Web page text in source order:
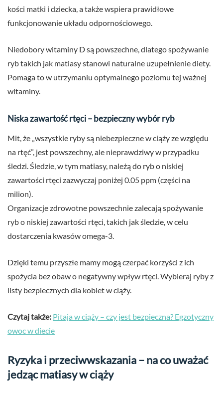
kości matki i dziecka, a także wspiera prawidłowe
funkcjonowanie układu odpornościowego.
Niedobory witaminy D są powszechne, dlatego spożywanie
ryb takich jak matiasy stanowi naturalne uzupełnienie diety.
Pomaga to w utrzymaniu optymalnego poziomu tej ważnej
witaminy.
Niska zawartość rtęci – bezpieczny wybór ryb
Mit, że „wszystkie ryby są niebezpieczne w ciąży ze względu
na rtęć”, jest powszechny, ale nieprawdziwy w przypadku
śledzi. Śledzie, w tym matiasy, należą do ryb o niskiej
zawartości rtęci zazwyczaj poniżej 0.05 ppm (części na
milion).
Organizacje zdrowotne powszechnie zalecają spożywanie
ryb o niskiej zawartości rtęci, takich jak śledzie, w celu
dostarczenia kwasów omega-3.
Dzięki temu przyszłe mamy mogą czerpać korzyści z ich
spożycia bez obaw o negatywny wpływ rtęci. Wybieraj ryby z
listy bezpiecznych dla kobiet w ciąży.
Czytaj także: Pitaja w ciąży – czy jest bezpieczna? Egzotyczny
owoc w diecie
Ryzyka i przeciwwskazania – na co uważać
jedząc matiasy w ciąży